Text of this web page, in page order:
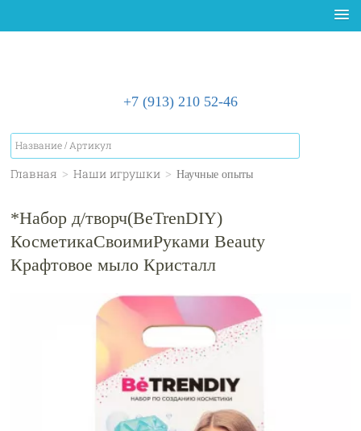
+7 (913) 210 52-46
Главная > Наши игрушки > Научные опыты
*Набор д/творч(BeTrenDIY)
КосметикаСвоимиРуками Beauty
Крафтовое мыло Кристалл